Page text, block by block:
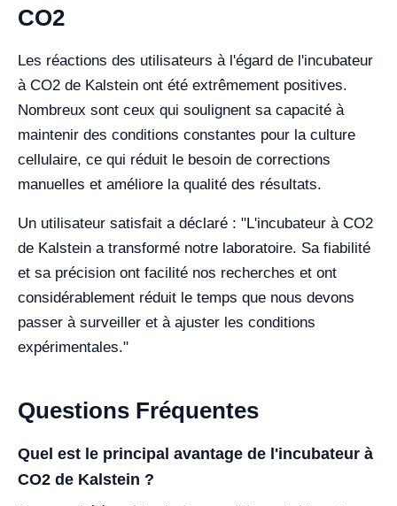
CO2
Les réactions des utilisateurs à l'égard de l'incubateur
à CO2 de Kalstein ont été extrêmement positives.
Nombreux sont ceux qui soulignent sa capacité à
maintenir des conditions constantes pour la culture
cellulaire, ce qui réduit le besoin de corrections
manuelles et améliore la qualité des résultats.
Un utilisateur satisfait a déclaré : "L'incubateur à CO2
de Kalstein a transformé notre laboratoire. Sa fiabilité
et sa précision ont facilité nos recherches et ont
considérablement réduit le temps que nous devons
passer à surveiller et à ajuster les conditions
expérimentales."
Questions Fréquentes
Quel est le principal avantage de l'incubateur à
CO2 de Kalstein ?